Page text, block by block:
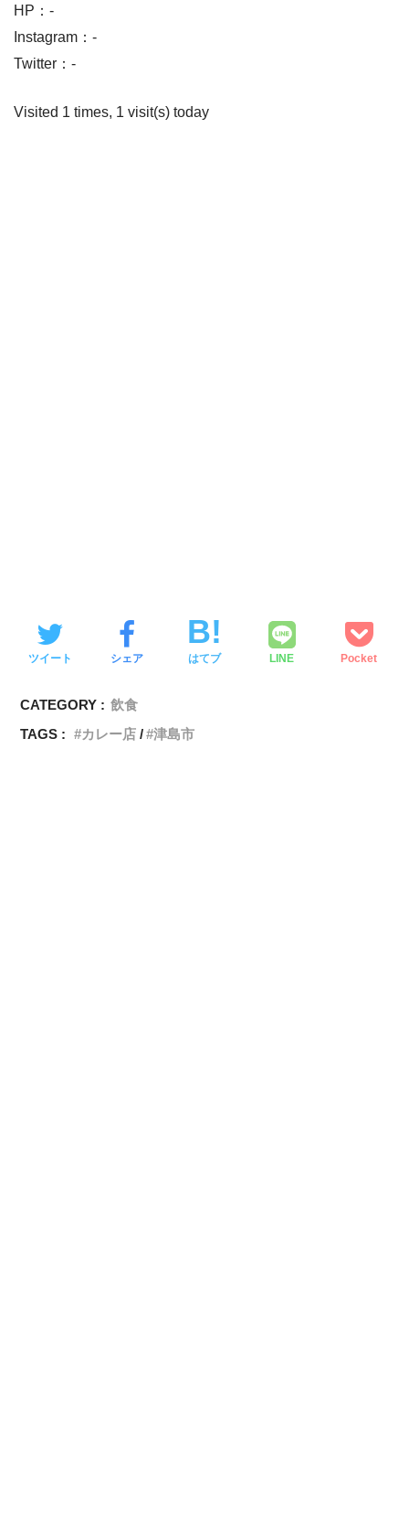
HP：-
Instagram：-
Twitter：-
Visited 1 times, 1 visit(s) today
ツイート シェア はてブ LINE Pocket
CATEGORY : 飲食
TAGS :
カレー店 津島市